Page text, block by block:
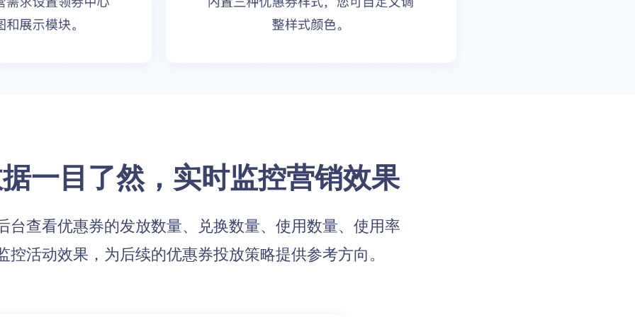
一目了然，实时监控营销效果
台查看优惠券的发放数量、兑换数量、使用数量、使用率
控活动效果，为后续的优惠券投放策略提供参考方向。